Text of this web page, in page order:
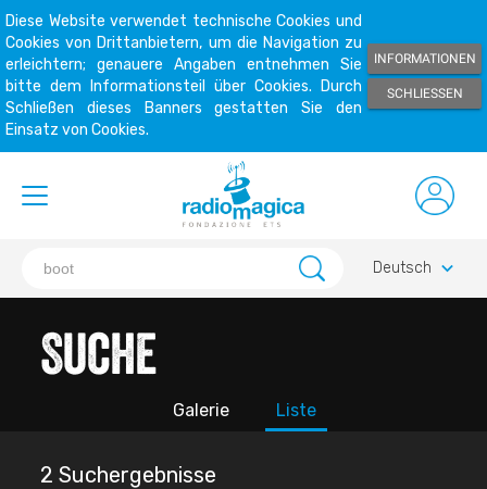
Diese Website verwendet technische Cookies und
Cookies von Drittanbietern, um die Navigation zu
erleichtern; genauere Angaben entnehmen Sie
bitte dem Informationsteil über Cookies. Durch
Schließen dieses Banners gestatten Sie den
Einsatz von Cookies.
INFORMATIONEN
SCHLIESSEN
Deutsch keyboard_arrow_down
Suche
Galerie Liste
2 Suchergebnisse